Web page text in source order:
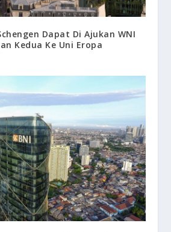
Dapat Di Ajukan WNI
Kedua Ke Uni Eropa